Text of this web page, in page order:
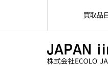
買取品目